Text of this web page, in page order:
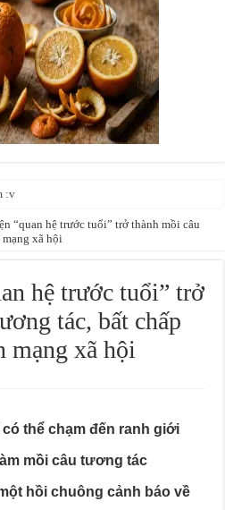
:v
“quan hệ trước tuổi” trở thành mồi câu
mạng xã hội
hệ trước tuổi” trở
tác, bất chấp
mạng xã hội
thể chạm đến ranh giới
mồi câu tương tác
hồi chuông cảnh báo về